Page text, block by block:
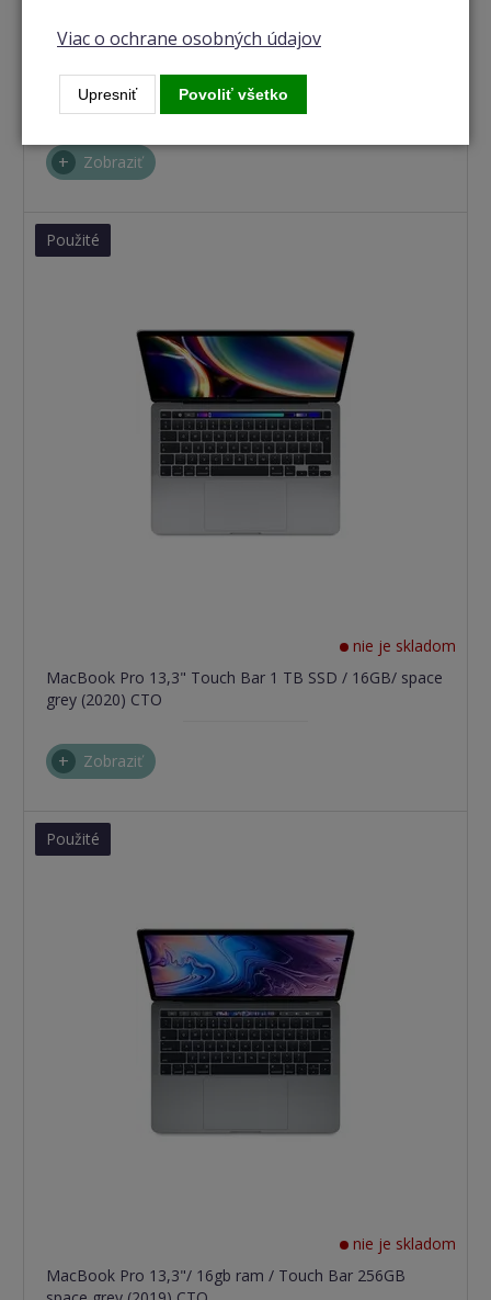
MacBook Pro 13,3" Touch Bar / 16GB RAM / 256GB
silver (2019) CTO
Zobraziť
Použité
nie je skladom
MacBook Pro 13,3" Touch Bar 1 TB SSD / 16GB/ space
grey (2020) CTO
Zobraziť
Použité
nie je skladom
MacBook Pro 13,3"/ 16gb ram / Touch Bar 256GB
Viac o ochrane osobných údajov
Upresniť Povoliť všetko